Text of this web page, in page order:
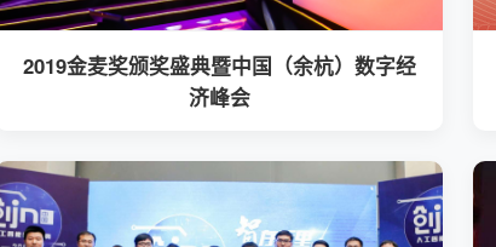
2019金麦奖颁奖盛典暨中国（余杭）数字经
济峰会